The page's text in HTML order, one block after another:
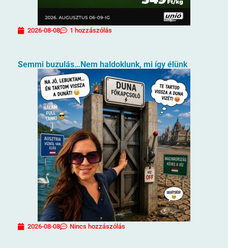
2026-08-08 1 hozzászólás
Semmi buzulás…Nem haldoklunk, mi így élünk
2026-08-08 Nincs hozzászólás